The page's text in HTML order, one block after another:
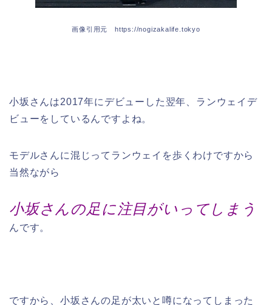
画像引用元 https://nogizakalife.tokyo
小坂さんは2017年にデビューした翌年、ランウェイデ
ビューをしているんですよね。
モデルさんに混じってランウェイを歩くわけですから
当然ながら
小坂さんの足に注目がいってしまう
んです。
ですから、小坂さんの足が太いと噂になってしまった